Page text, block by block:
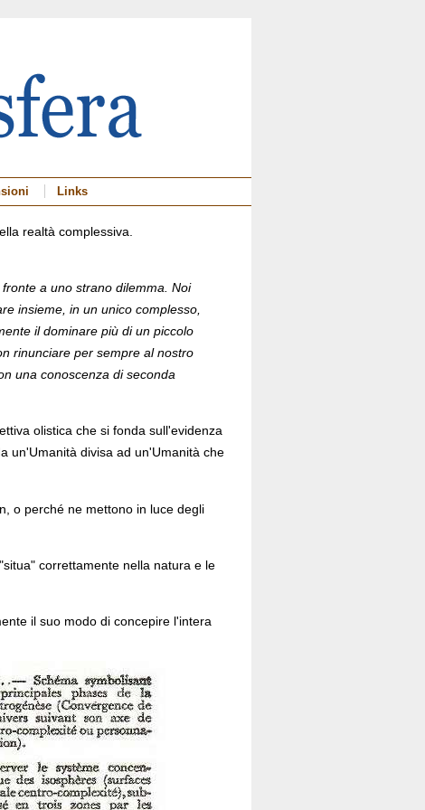
Links
realtà complessiva.
a uno strano dilemma. Noi
insieme, in un unico complesso,
il dominare più di un piccolo
rinunciare per sempre al nostro
una conoscenza di seconda
olistica che si fonda sull'evidenza
un'Umanità divisa ad un'Umanità che
o perché ne mettono in luce degli
correttamente nella natura e le
il suo modo di concepire l'intera